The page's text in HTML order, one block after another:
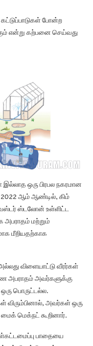
போன்ற
என்று கற்பனை செய்வது
இல்லாத ஒரு பிரபல நகரமான
ஆம் ஆண்டில், கிம்
ஸ்டலோன் உள்ளிட்ட
அபராதம் மற்றும்
மீறியதற்காக
விளையாட்டு வீரர்கள்
அபராதம் அவர்களுக்கு
பொருட்டல்ல.
அவர்கள் ஒரு
மெக்நட் கூறினார்.
பாதையை